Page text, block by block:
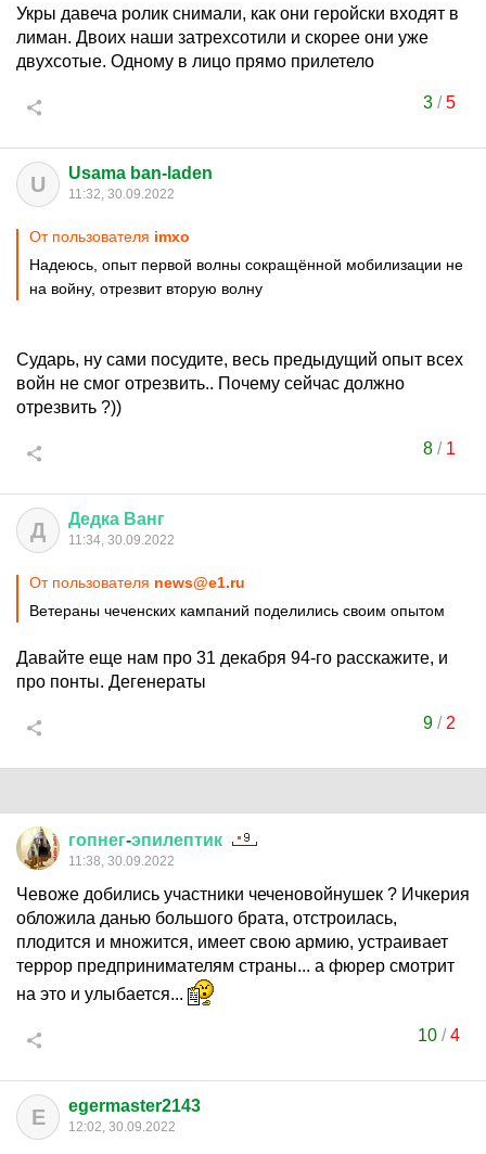
Укры давеча ролик снимали, как они геройски входят в
лиман. Двоих наши затрехсотили и скорее они уже
двухсотые. Одному в лицо прямо прилетело
3/5
U Usama ban-laden
11:32, 30.09.2022
От пользователя imxo
Надеюсь, опыт первой волны сокращённой мобилизации не
на войну, отрезвит вторую волну
Сударь, ну сами посудите, весь предыдущий опыт всех
войн не смог отрезвить.. Почему сейчас должно
отрезвить ?))
8/ 1
Д Дедка Ванг
11:34, 30.09.2022
От пользователя news@e1.ru
Ветераны чеченских кампаний поделились своим опытом
Давайте еще нам про 31 декабря 94-го расскажите, и
про понты. Дегенераты
9/ 2
гопнег-эпилептик
11:38, 30.09.2022
Чевоже добились участники чеченовойнушек ? Ичкерия
обложила данью большого брата, отстроилась,
плодится и множится, имеет свою армию, устраивает
террор предпринимателям страны... а фюрер смотрит
на это и улыбается...
10 /4
E egermaster2143
12:02, 30.09.2022